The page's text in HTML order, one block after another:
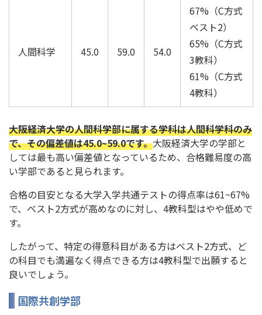
人間科学 45.0 59.0 54.0
67%（C方式
ベスト2）
65%（C方式
3教科）
61%（C方式
4教科）
大阪経済大学の人間科学部に属する学科は人間科学科のみ
で、その偏差値は45.0~59.0です。大阪経済大学の学部と
しては最も高い偏差値となっているため、合格難易度の高
い学部であると見られます。
合格の目安となる大学入学共通テストの得点率は61~67%
で、ベスト2方式が高めなのに対し、4教科型はやや低めで
す。
したがって、特定の得意科目がある方はベスト2方式、ど
の科目でも満遍なく得点できる方は4教科型で出願すると
良いでしょう。
国際共創学部